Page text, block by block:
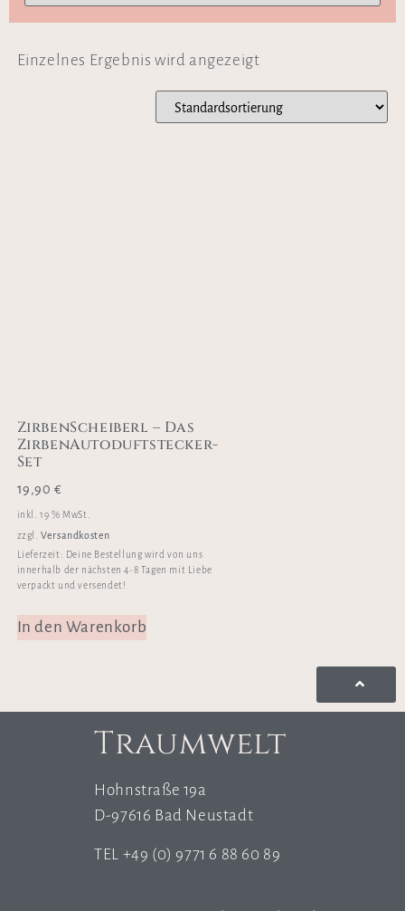
Einzelnes Ergebnis wird angezeigt
ZirbenScheiberl – Das
ZirbenAutoduftstecker-
Set
19,90€
inkl. 19 % MwSt.
zzgl.Versandkosten
Lieferzeit: Deine Bestellung wird von uns
innerhalb der nächsten 4-8 Tagen mit Liebe
verpackt und versendet!
In den Warenkorb
Traumwelt
Hohnstraße 19a
D-97616 Bad Neustadt
TEL +49 (0) 9771 6 88 60 89